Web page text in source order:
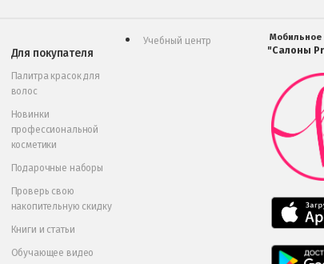
Для покупателя
Палитра красок для
волос
Новинки
профессиональной
косметики
Подарочные наборы
Проверь свою
накопительную скидку
Книги и статьи
Обучающее видео
Учебный центр Мобильное
"Салоны